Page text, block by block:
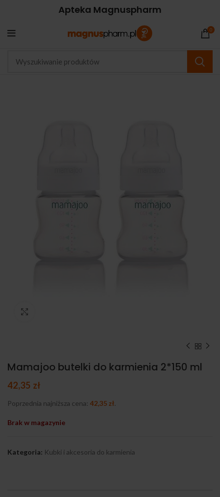
Apteka Magnuspharm
0
Mamajoo butelki do karmienia 2*150 ml
42,35 zł
Poprzednia najniższa cena: 42,35 zł.
Brak w magazynie
Kategoria: Kubki i akcesoria do karmienia